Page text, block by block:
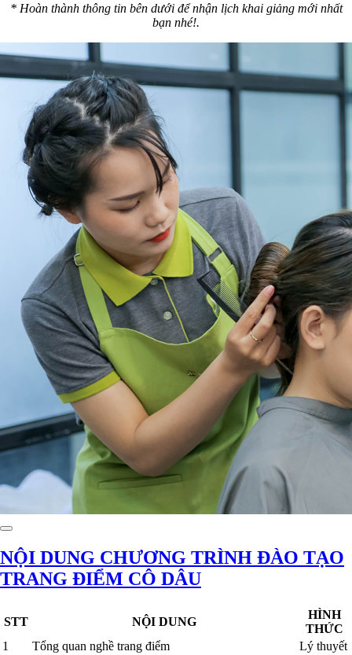
* Hoàn thành thông tin bên dưới để nhận lịch khai giảng mới nhất
bạn nhé!.
NỘI DUNG CHƯƠNG TRÌNH ĐÀO TẠO
TRANG ĐIỂM CÔ DÂU
STT NỘI DUNG
HÌNH
THỨC
1
Tổng quan nghề trang điểm
Lý thuyết